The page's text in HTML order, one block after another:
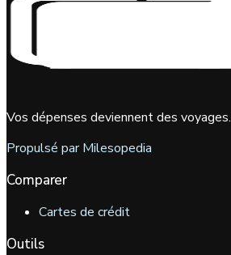
Vos dépenses deviennent des voyages.
Propulsé par Milesopedia
Comparer
Cartes de crédit
Outils